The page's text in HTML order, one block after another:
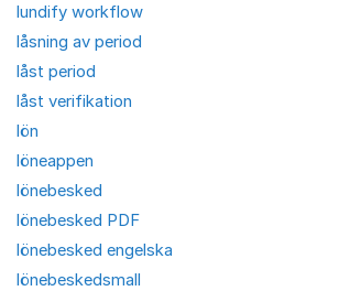
lundify workflow
låsning av period
låst period
låst verifikation
lön
löneappen
lönebesked
lönebesked PDF
lönebesked engelska
lönebeskedsmall